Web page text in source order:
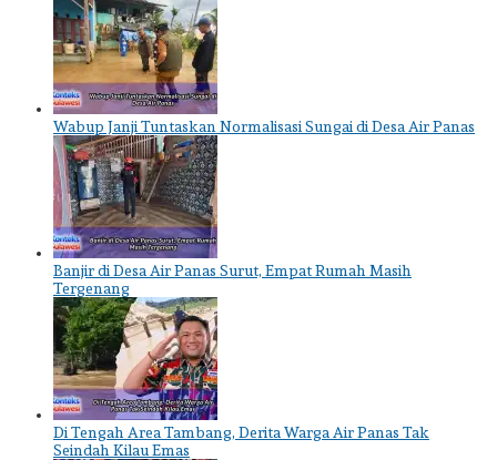
Wabup Janji Tuntaskan Normalisasi Sungai di Desa Air Panas
Banjir di Desa Air Panas Surut, Empat Rumah Masih
Tergenang
Di Tengah Area Tambang, Derita Warga Air Panas Tak
Seindah Kilau Emas